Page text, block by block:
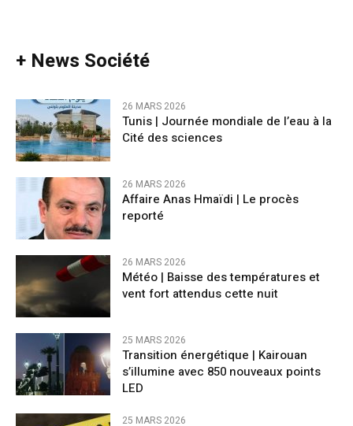
+ News Société
26 MARS 2026
Tunis | Journée mondiale de l’eau à la
Cité des sciences
26 MARS 2026
Affaire Anas Hmaïdi | Le procès
reporté
26 MARS 2026
​Météo | Baisse des températures et
vent fort attendus cette nuit
25 MARS 2026
Transition énergétique | Kairouan
s’illumine avec 850 nouveaux points
LED
25 MARS 2026